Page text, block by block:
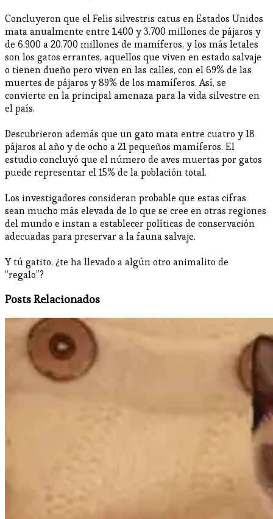
Concluyeron que el Felis silvestris catus en Estados Unidos
mata anualmente entre 1.400 y 3.700 millones de pájaros y
de 6.900 a 20.700 millones de mamíferos, y los más letales
son los gatos errantes, aquellos que viven en estado salvaje
o tienen dueño pero viven en las calles, con el 69% de las
muertes de pájaros y 89% de los mamíferos. Así, se
convierte en la principal amenaza para la vida silvestre en
el país.
Descubrieron además que un gato mata entre cuatro y 18
pájaros al año y de ocho a 21 pequeños mamíferos. El
estudio concluyó que el número de aves muertas por gatos
puede representar el 15% de la población total.
Los investigadores consideran probable que estas cifras
sean mucho más elevada de lo que se cree en otras regiones
del mundo e instan a establecer políticas de conservación
adecuadas para preservar a la fauna salvaje.
Y tú gatito, ¿te ha llevado a algún otro animalito de
“regalo”?
Posts Relacionados